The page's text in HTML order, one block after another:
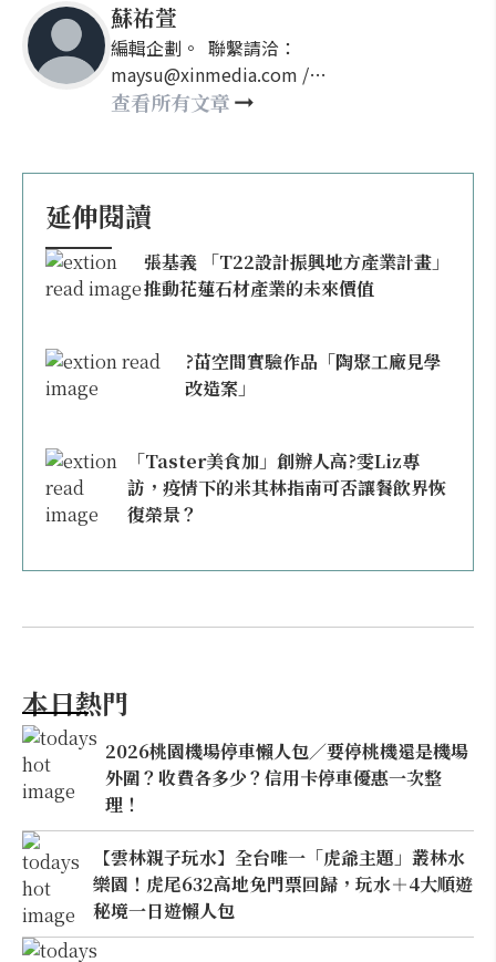
蘇祐萱
編輯企劃。 聯繫請洽：
maysu@xinmedia.com /
may860527@gmail.com
查看所有文章
延伸閱讀
張基義 「T22設計振興地方產業計畫」
推動花蓮石材產業的未來價值
?苗空間實驗作品「陶聚工廠見學
改造案」
「Taster美食加」創辦人高?雯Liz專
訪，疫情下的米其林指南可否讓餐飲界恢
復榮景？
本日熱門
2026桃園機場停車懶人包／要停桃機還是機場
外圍？收費各多少？信用卡停車優惠一次整
理！
【雲林親子玩水】全台唯一「虎爺主題」叢林水
樂園！虎尾632高地免門票回歸，玩水＋4大順遊
秘境一日遊懶人包